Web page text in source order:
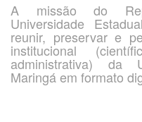
A missão do
Universidade
reunir, preservar e
institucional
administrativa) da
Maringá em formato